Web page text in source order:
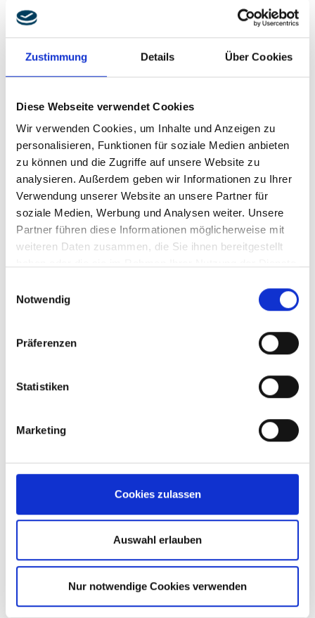
Zustimmung Details Über Cookies
Diese Webseite verwendet Cookies
Wir verwenden Cookies, um Inhalte und Anzeigen zu
personalisieren, Funktionen für soziale Medien anbieten
zu können und die Zugriffe auf unsere Website zu
analysieren. Außerdem geben wir Informationen zu Ihrer
Verwendung unserer Website an unsere Partner für
soziale Medien, Werbung und Analysen weiter. Unsere
Partner führen diese Informationen möglicherweise mit
weiteren Daten zusammen, die Sie ihnen bereitgestellt
Notwendig
Präferenzen
Statistiken
Marketing
Cookies zulassen
Auswahl erlauben
Nur notwendige Cookies verwenden
Proszę śmiało skontaktować się ze mną
bezpośrednio lub wysłać do nas e-mail za pomocą
formularza kontaktowego.
Kierownik – Klienci
roberbiermann@brand-group.com
Otwórz formularz kontaktowy